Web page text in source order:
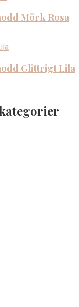
Mörk Rosa
Glittrigt Lila